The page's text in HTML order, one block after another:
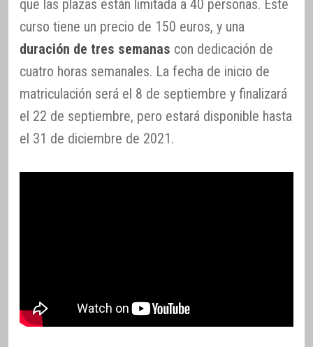
que las plazas están limitada a 40 personas. Este
curso tiene un precio de 150 euros, y una
duración de tres semanas con dedicación de
cuatro horas semanales. La fecha de inicio de
matriculación será el 8 de septiembre y finalizará
el 22 de septiembre, pero estará disponible hasta
el 31 de diciembre de 2021.